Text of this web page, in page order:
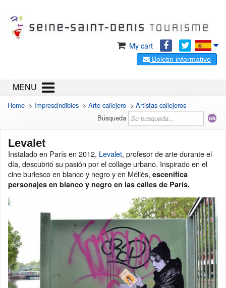
My cart
Boletin informativo
MENU
Home > Imprescindibles > Arte callejero > Artistas callejeros
Búsqueda
Levalet
Instalado en París en 2012, Levalet, profesor de arte durante el
día, descubrió su pasión por el collage urbano. Inspirado en el
cine burlesco en blanco y negro y en Méliès, escenifica
personajes en blanco y negro en las calles de París.